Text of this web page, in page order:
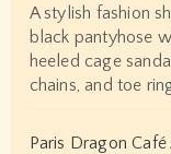
A stylish fashion
black pantyhose
heeled cage
chains, and toe
Paris Dragon